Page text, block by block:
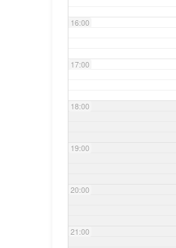
16:00
17:00
18:00
19:00
20:00
21:00